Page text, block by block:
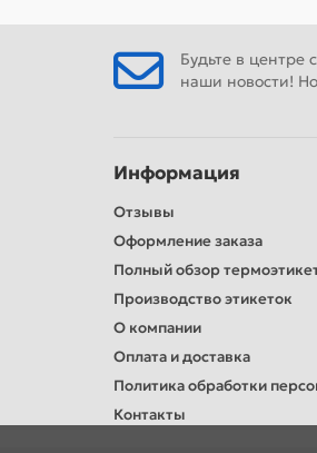
Будьте в центре
наши новости!
Информация
Отзывы
Оформление заказа
Полный обзор
Производство этикеток
О компании
Оплата и доставка
Политика обработки
Контакты